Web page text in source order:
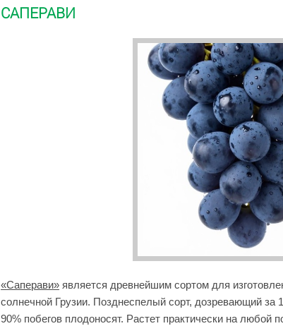
САПЕРАВИ
«Саперави» является древнейшим сортом для
солнечной Грузии. Позднеспелый сорт, дозревающий за
90% побегов плодоносят. Растет практически на любой